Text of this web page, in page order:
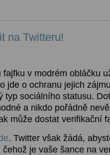
na Twitteru!
fajfku v modrém obláčku
jde o ochranu jejich
typ sociálního statusu.
a nikdo pořádně
může dostat verifikační
. Twitter však žádá,
čehož je vaše šance na